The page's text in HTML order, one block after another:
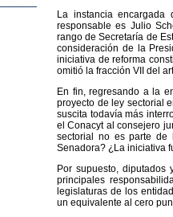
La instancia
responsable es Julio
rango de Secretaría de
consideración de la
iniciativa de reforma
omitió la fracción VII del
En fin, regresando a la
proyecto de ley sectorial
suscita todavía más
el Conacyt al consejero
sectorial no es parte de
Senadora? ¿La iniciativa
Por supuesto,
principales
legislaturas de los
un equivalente al cero